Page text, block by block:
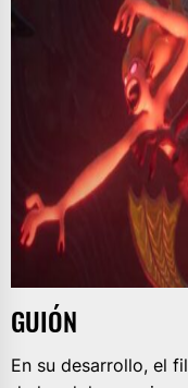
GUIÓN
En su desarrollo, el